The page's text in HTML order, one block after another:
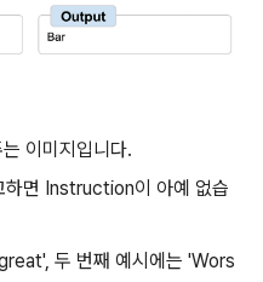
이미지입니다.
면 Instruction이 아예 없습
두 번째 예시에는 'Wors